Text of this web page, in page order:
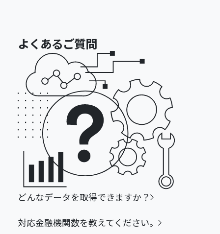
よくあるご質問
どんなデータを取得できますか？
対応金融機関数を教えてください。